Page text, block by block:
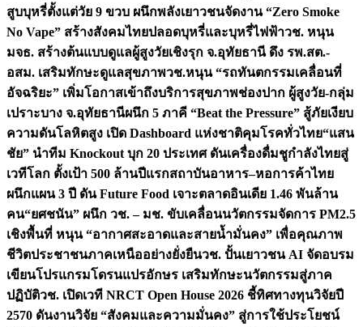
สูบบุหรี่ตั้งแต่วัย 9 ขวบ ผนึกพลังเยาวชนจัดงาน “Zero Smoke
No Vape” สร้างสังคมไทยปลอดบุหรี่และบุหรี่ไฟฟ้าวช. หนุน
มจธ. สร้างต้นแบบดูแลผู้สูงวัยเชิงรุก จ.อุทัยธานี ดึง รพ.สต.-
อสม. เสริมทักษะดูแลสุขภาพวช.หนุน “รถทันตกรรมเคลื่อนที่
อัจฉริยะ” เพิ่มโอกาสเข้าถึงบริการสุขภาพช่องปาก ผู้สูงวัย-กลุ่ม
เปราะบาง จ.อุทัยธานีผนึก 5 ภาคี “Beat the Pressure” สู้ภัยเงียบ
ความดันโลหิตสูง เปิด Dashboard แห่งชาติคุมโรคทั่วไทย“แสน
ชัย” นำทีม Knockout บุก 20 ประเทศ ดันเครื่องดื่มชูกำลังไทยสู่
เวทีโลก ตั้งเป้า 500 ล้านปีแรกสถาบันอาหาร–หอการค้าไทย
ผนึกแผน 3 ปี ดัน Future Food เจาะตลาดอินเดีย 1.46 พันล้าน
คน“ยศชนัน” ผนึก วช. – มช. ขับเคลื่อนนวัตกรรมจัดการ PM2.5
เชิงพื้นที่ หนุน “อากาศสะอาดและสายน้ำมั่นคง” เพื่อคุณภาพ
ชีวิตประชาชนภาคเหนืออย่างยั่งยืนวช. ปั้นเยาวชน AI จัดอบรม
เขียนโปรแกรมโดรนแปรอักษร เสริมทักษะนวัตกรรมสู่ภาค
ปฏิบัติวช. เปิดเวที NRCT Open House 2026 ชี้ทิศทางทุนวิจัยปี
2570 ดันงานวิจัย “สังคมและความมั่นคง” สู่การใช้ประโยชน์